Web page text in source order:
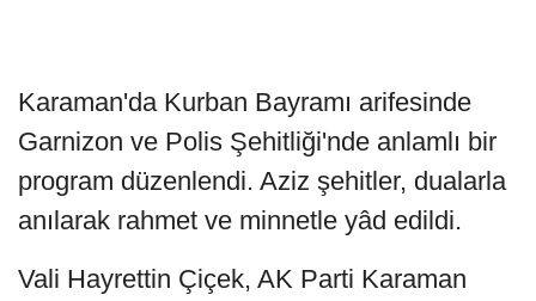
Karaman'da Kurban Bayramı arifesinde
Garnizon ve Polis Şehitliği'nde anlamlı bir
program düzenlendi. Aziz şehitler, dualarla
anılarak rahmet ve minnetle yâd edildi.
Vali Hayrettin Çiçek, AK Parti Karaman